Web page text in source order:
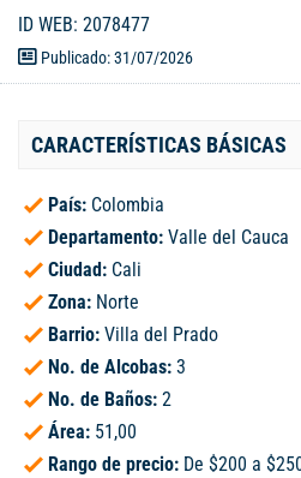
ID WEB: 2078477
Publicado: 31/07/2026
CARACTERÍSTICAS BÁSICAS
País: Colombia
Departamento: Valle del Cauca
Ciudad: Cali
Zona: Norte
Barrio: Villa del Prado
No. de Alcobas: 3
No. de Baños: 2
Área: 51,00
Rango de precio: De $200 a